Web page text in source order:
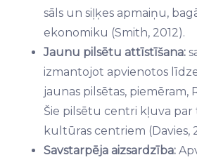
sāls un siļķes apmaiņu,
ekonomiku (Smith, 2012).
Jaunu pilsētu attīstīšana:
izmantojot apvienotos
jaunas pilsētas, piemēram,
Šie pilsētu centri kļuva
kultūras centriem (Davies,
Savstarpēja aizsardzība: